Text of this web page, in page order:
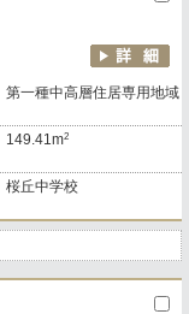
第一種中高層住居専用地域
149.41m2
桜丘中学校